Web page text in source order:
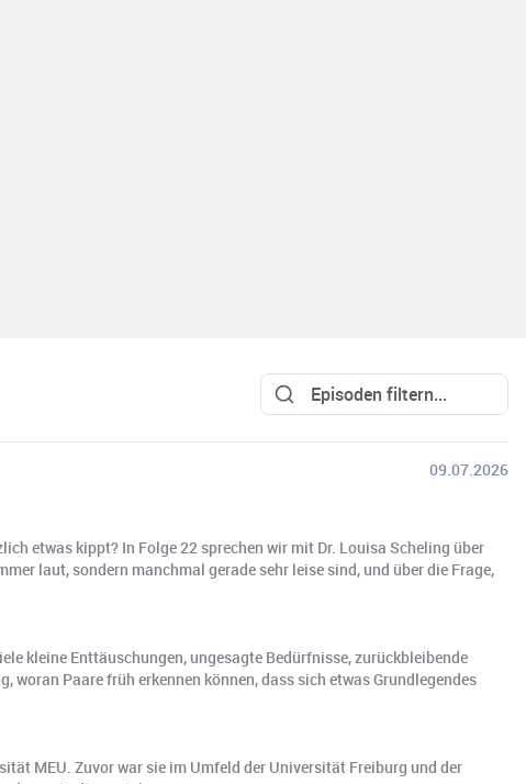
09.07.2026
etwas kippt? In Folge 22 sprechen wir mit Dr. Louisa Scheling über
laut, sondern manchmal gerade sehr leise sind, und über die Frage,
kleine Enttäuschungen, ungesagte Bedürfnisse, zurückbleibende
Paare früh erkennen können, dass sich etwas Grundlegendes
MEU. Zuvor war sie im Umfeld der Universität Freiburg und der